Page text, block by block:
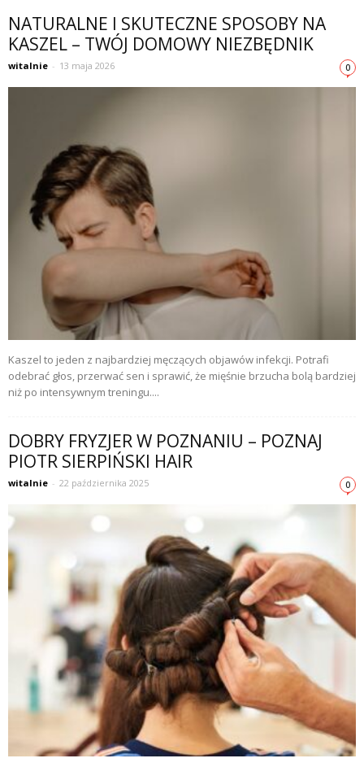
NATURALNE I SKUTECZNE SPOSOBY NA
KASZEL – TWÓJ DOMOWY NIEZBĘDNIK
witalnie - 13 maja 2026 0
Kaszel to jeden z najbardziej męczących objawów infekcji. Potrafi
odebrać głos, przerwać sen i sprawić, że mięśnie brzucha bolą bardziej
niż po intensywnym treningu....
DOBRY FRYZJER W POZNANIU – POZNAJ
PIOTR SIERPIŃSKI HAIR
witalnie - 22 października 2025 0